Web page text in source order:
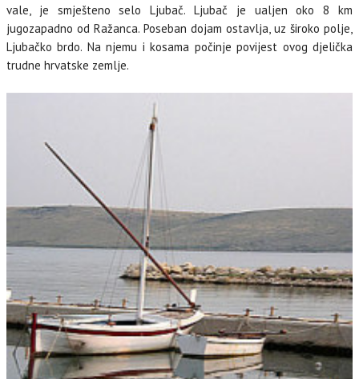
vale, je smješteno selo Ljubač. Ljubač je ualjen oko 8 km
jugozapadno od Ražanca. Poseban dojam ostavlja, uz široko polje,
Ljubačko brdo. Na njemu i kosama počinje povijest ovog djelička
trudne hrvatske zemlje.